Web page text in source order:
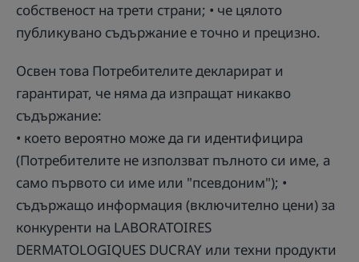
собственост на трети страни; • че цялото
публикувано съдържание е точно и прецизно.
Освен това Потребителите декларират и
гарантират, че няма да изпращат никакво
съдържание:
• което вероятно може да ги идентифицира
(Потребителите не използват пълното си име, а
само първото си име или "псевдоним"); •
съдържащо информация (включително цени) за
конкуренти на LABORATOIRES
DERMATOLOGIQUES DUCRAY или техни продукти